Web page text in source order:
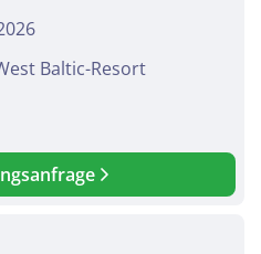
Baltic-Resort